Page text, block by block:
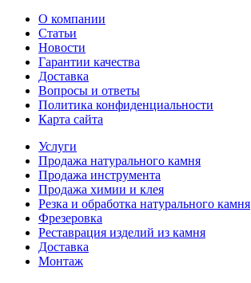
О компании
Статьи
Новости
Гарантии качества
Доставка
Вопросы и ответы
Политика конфиденциальности
Карта сайта
Услуги
Продажа натурального камня
Продажа инструмента
Продажа химии и клея
Резка и обработка натурального камня
Фрезеровка
Реставрация изделий из камня
Доставка
Монтаж